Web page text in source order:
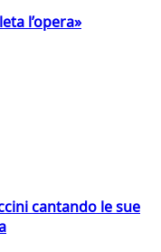
l’opera»
cantando le sue